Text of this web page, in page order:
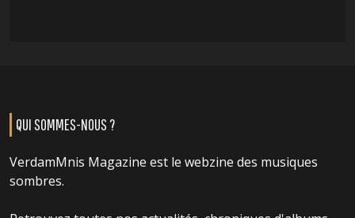
QUI SOMMES-NOUS ?
VerdamMnis Magazine est le webzine des musiques
sombres.